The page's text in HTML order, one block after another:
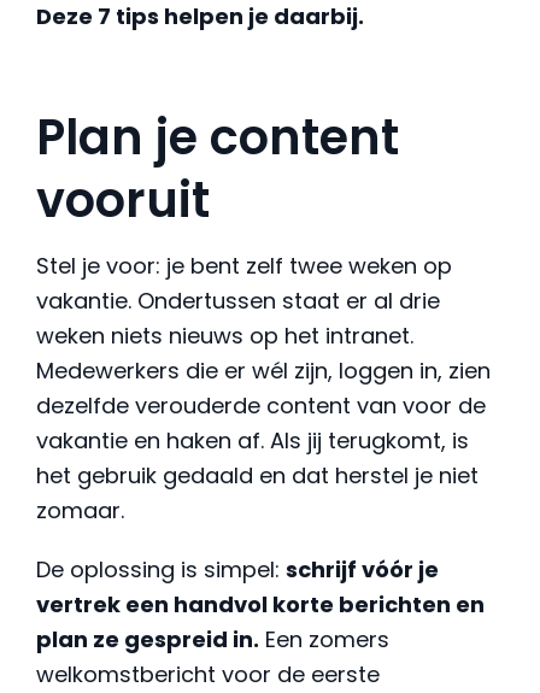
Deze 7 tips helpen je daarbij.
Plan je content
vooruit
Stel je voor: je bent zelf twee weken op
vakantie. Ondertussen staat er al drie
weken niets nieuws op het intranet.
Medewerkers die er wél zijn, loggen in, zien
dezelfde verouderde content van voor de
vakantie en haken af. Als jij terugkomt, is
het gebruik gedaald en dat herstel je niet
zomaar.
De oplossing is simpel: schrijf vóór je
vertrek een handvol korte berichten en
plan ze gespreid in. Een zomers
welkomstbericht voor de eerste